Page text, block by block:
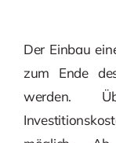
Der Einbau
zum Ende
werden.